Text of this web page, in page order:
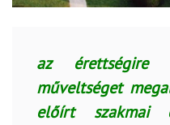
az érettségire
műveltséget
előírt szakmai